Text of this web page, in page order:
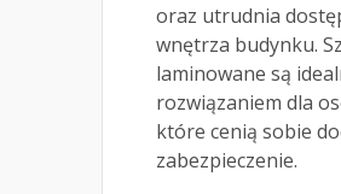
oraz utrudnia
wnętrza budynku.
laminowane są
rozwiązaniem dla
które cenią sobie
zabezpieczenie.